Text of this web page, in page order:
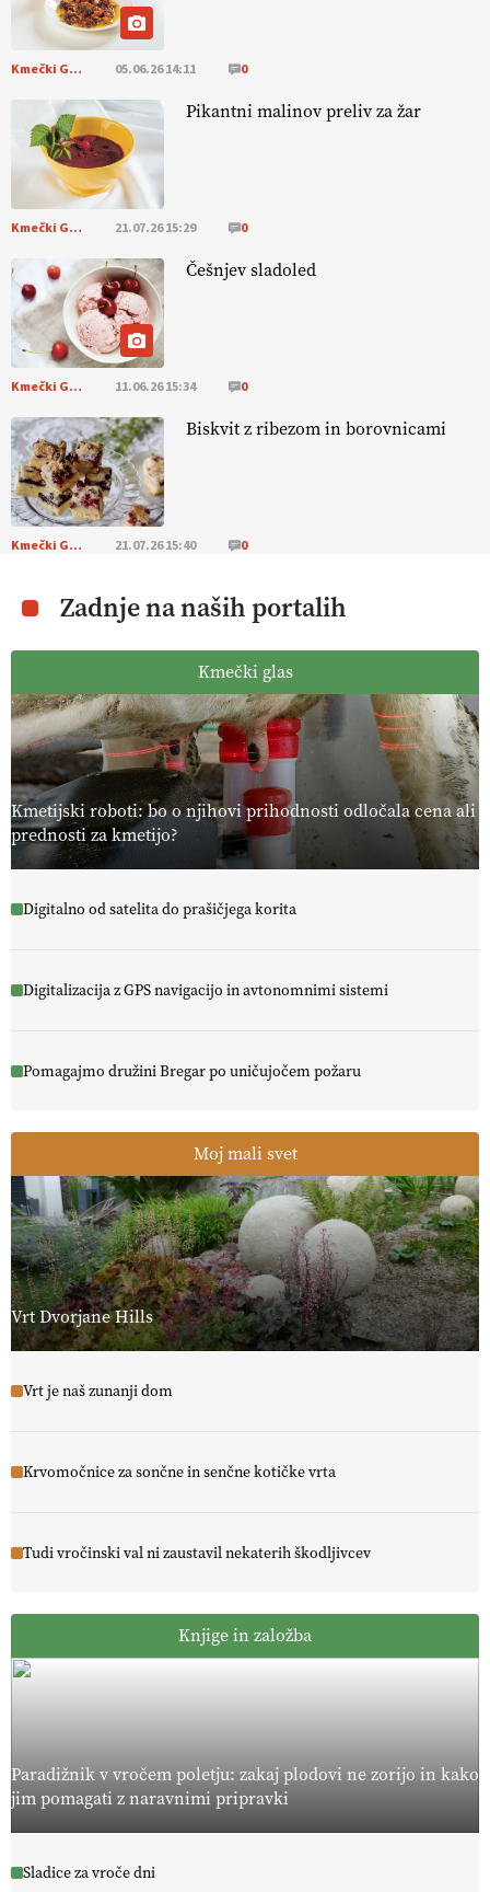
pomembnejši od izgleda
EKOloško = logično: ekološka kmetija PR'
RAKARI
Kmečki Glas 05.06.26 14:11 0
Pikantni malinov preliv za žar
Kmečki Glas 21.07.26 15:29 0
Češnjev sladoled
Kmečki Glas 11.06.26 15:34 0
Biskvit z ribezom in borovnicami
Kmečki Glas 21.07.26 15:40 0
Zadnje na naših portalih
Kmečki glas
Kmetijski roboti: bo o njihovi prihodnosti odločala cena ali
prednosti za kmetijo?
Digitalno od satelita do prašičjega korita
Digitalizacija z GPS navigacijo in avtonomnimi sistemi
Pomagajmo družini Bregar po uničujočem požaru
Moj mali svet
Vrt Dvorjane Hills
Vrt je naš zunanji dom
Krvomočnice za sončne in senčne kotičke vrta
Tudi vročinski val ni zaustavil nekaterih škodljivcev
Knjige in založba
Paradižnik v vročem poletju: zakaj plodovi ne zorijo in kako
jim pomagati z naravnimi pripravki
Sladice za vroče dni